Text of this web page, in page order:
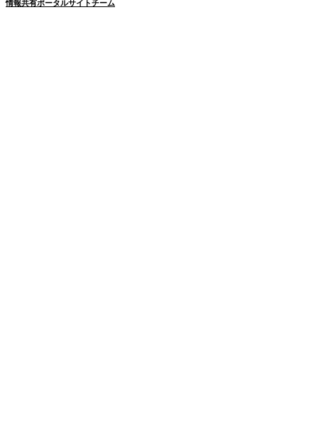
情報共有ポータルサイトチーム